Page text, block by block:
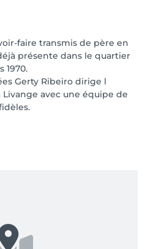
faire transmis de père en
présente dans le quartier
1970.
Gerty Ribeiro dirige l
avec une équipe de